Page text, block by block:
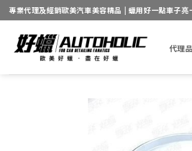
Skip
to
content
專業代理及經銷歐美汽車美容精品 | 蠟用好一點車子亮
代理